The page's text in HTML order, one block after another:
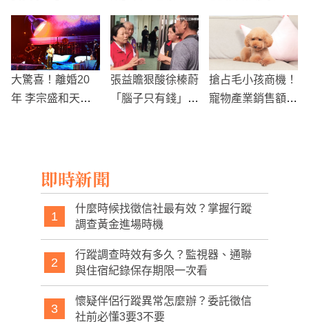
起 知情人：全家
早就知道
主的美味秘訣就在
大驚喜！離婚20
年 李宗盛和天后
張益贍狠酸徐榛蔚
「腦子只有錢」
搶占毛小孩商機！
寵物產業銷售額1
即時新聞
1
什麼時候找徵信社最有效？掌握行蹤
調查黃金進場時機
2
行蹤調查時效有多久？監視器、通聯
與住宿紀錄保存期限一次看
3
懷疑伴侶行蹤異常怎麼辦？委託徵信
社前必懂3要3不要